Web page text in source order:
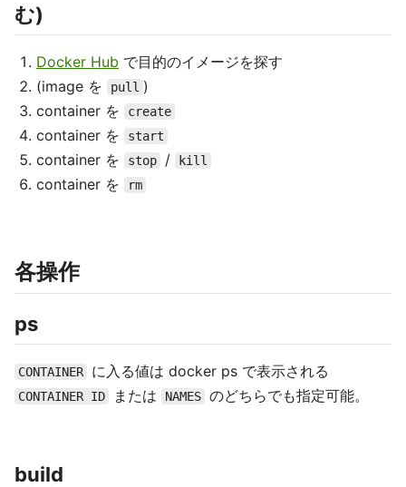
む)
Docker Hub で目的のイメージを探す
(image を
pull )
container を
create
container を start
container を stop / kill
container を rm
各操作
ps
CONTAINER に入る値は docker ps で表示される
CONTAINER ID または NAMES のどちらでも指定可能。
build